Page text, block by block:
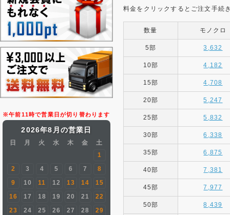
※午前11時で営業日が切り替わります
2026年8月の営業日
日 月 火 水 木 金
土
1
2
3 4 5 6 7
8
9
10 11 12 13 14
15
16
17 18 19 20 21
22
23
24 25 26 27 28
29
料金をクリックするとご注文手続
数量 モノクロ
5部 3,632
10部 4,182
15部 4,708
20部 5,247
25部 5,832
30部 6,338
35部 6,875
40部 7,381
45部 7,977
50部 8,439